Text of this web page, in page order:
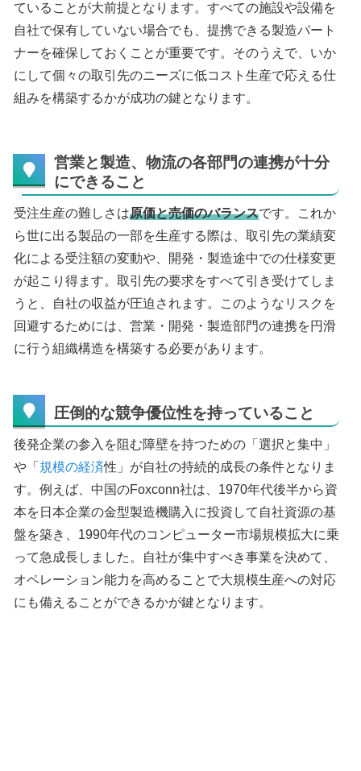
ていることが大前提となります。すべての施設や設備を
自社で保有していない場合でも、提携できる製造パート
ナーを確保しておくことが重要です。そのうえで、いか
にして個々の取引先のニーズに低コスト生産で応える仕
組みを構築するかが成功の鍵となります。
営業と製造、物流の各部門の連携が十分
にできること
受注生産の難しさは原価と売価のバランスです。これか
ら世に出る製品の一部を生産する際は、取引先の業績変
化による受注額の変動や、開発・製造途中での仕様変更
が起こり得ます。取引先の要求をすべて引き受けてしま
うと、自社の収益が圧迫されます。このようなリスクを
回避するためには、営業・開発・製造部門の連携を円滑
に行う組織構造を構築する必要があります。
圧倒的な競争優位性を持っていること
後発企業の参入を阻む障壁を持つための「選択と集中」
や「 規模の経済性」が自社の持続的成長の条件となりま
す。例えば、中国のFoxconn社は、1970年代後半から資
本を日本企業の金型製造機購入に投資して自社資源の基
盤を築き、1990年代のコンピューター市場規模拡大に乗
って急成長しました。自社が集中すべき事業を決めて、
オペレーション能力を高めることで大規模生産への対応
にも備えることができるかが鍵となります。